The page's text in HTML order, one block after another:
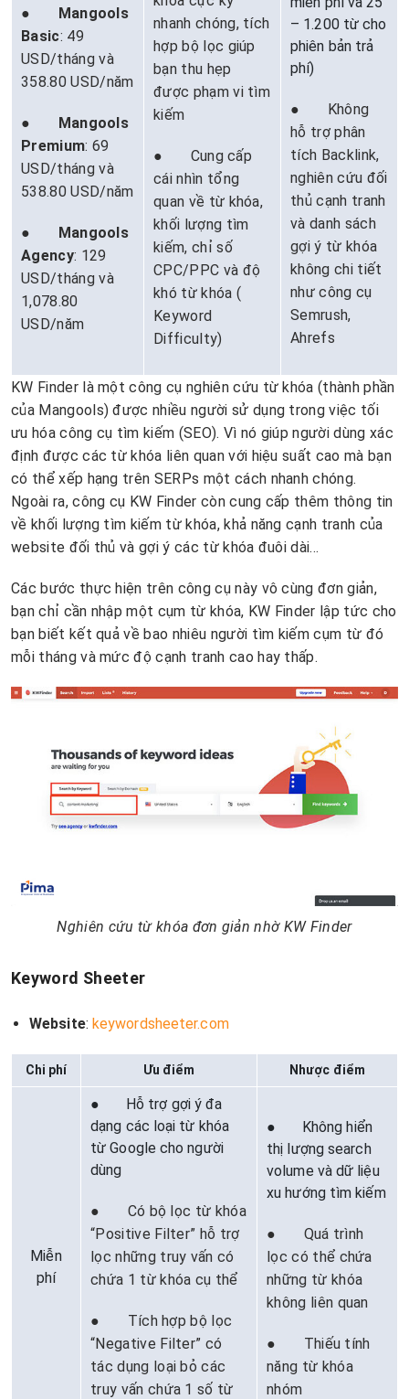
● Mangools
Basic: 49
USD/tháng và
358.80 USD/năm
● Mangools
Premium: 69
USD/tháng và
538.80 USD/năm
● Mangools
Agency: 129
USD/tháng và
1,078.80
USD/năm
nhanh chóng, tích
hợp bộ lọc giúp
bạn thu hẹp
được phạm vi tìm
kiếm
● Cung cấp
cái nhìn tổng
quan về từ khóa,
khối lượng tìm
kiếm, chỉ số
CPC/PPC và độ
khó từ khóa (​​
Keyword
Difficulty)
– 1.200 từ cho
phiên bản trả
phí)
● Không
hỗ trợ phân
tích Backlink,
nghiên cứu đối
thủ cạnh tranh
và danh sách
gợi ý từ khóa
không chi tiết
như công cụ
Semrush,
Ahrefs
KW Finder là một công cụ nghiên cứu từ khóa (thành phần
của Mangools) được nhiều người sử dụng trong việc tối
ưu hóa công cụ tìm kiếm (SEO). Vì nó giúp người dùng xác
định được các từ khóa liên quan với hiệu suất cao mà bạn
có thể xếp hạng trên SERPs một cách nhanh chóng.
Ngoài ra, công cụ KW Finder còn cung cấp thêm thông tin
về khối lượng tìm kiếm từ khóa, khả năng cạnh tranh của
website đối thủ và gợi ý các từ khóa đuôi dài…
Các bước thực hiện trên công cụ này vô cùng đơn giản,
bạn chỉ cần nhập một cụm từ khóa, KW Finder lập tức cho
bạn biết kết quả về bao nhiêu người tìm kiếm cụm từ đó
mỗi tháng và mức độ cạnh tranh cao hay thấp.
Nghiên cứu từ khóa đơn giản nhờ KW Finder
Keyword Sheeter
Website: keywordsheeter.com
Chi phí Ưu điểm Nhược điểm
Miễn
phí
● Hỗ trợ gợi ý đa
dạng các loại từ khóa
từ Google cho người
dùng
● Có bộ lọc từ khóa
“Positive Filter” hỗ trợ
lọc những truy vấn có
chứa 1 từ khóa cụ thể
● Tích hợp bộ lọc
“Negative Filter” có
tác dụng loại bỏ các
truy vấn chứa 1 số từ
● Không hiển
thị lượng search
volume và dữ liệu
xu hướng tìm kiếm
● Quá trình
lọc có thể chứa
những từ khóa
không liên quan
● Thiếu tính
năng từ khóa
nhóm